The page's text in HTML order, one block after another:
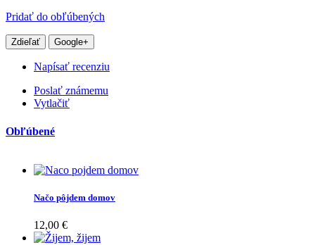
Pridať do obľúbených
Zdieľať Google+
Napísať recenziu
Poslať známemu
Vytlačiť
Obľúbené
Načo pôjdem domov
12,00 €